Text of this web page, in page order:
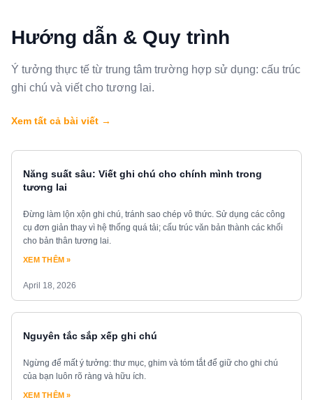
Hướng dẫn & Quy trình
Ý tưởng thực tế từ trung tâm trường hợp sử dụng: cấu trúc
ghi chú và viết cho tương lai.
Xem tất cả bài viết →
Năng suất sâu: Viết ghi chú cho chính mình trong
tương lai
Đừng làm lộn xộn ghi chú, tránh sao chép vô thức. Sử dụng các công
cụ đơn giản thay vì hệ thống quá tải; cấu trúc văn bản thành các khối
cho bản thân tương lai.
XEM THÊM »
April 18, 2026
Nguyên tắc sắp xếp ghi chú
Ngừng để mất ý tưởng: thư mục, ghim và tóm tắt để giữ cho ghi chú
của bạn luôn rõ ràng và hữu ích.
XEM THÊM »